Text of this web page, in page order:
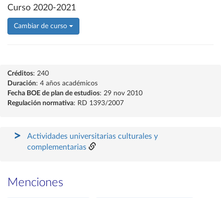
Curso 2020-2021
Cambiar de curso
Créditos: 240
Duración: 4 años académicos
Fecha BOE de plan de estudios: 29 nov 2010
Regulación normativa: RD 1393/2007
Actividades universitarias culturales y
complementarias
Menciones